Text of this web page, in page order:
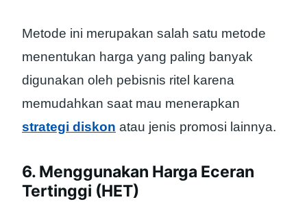
Metode ini merupakan salah satu metode
menentukan harga yang paling banyak
digunakan oleh pebisnis ritel karena
memudahkan saat mau menerapkan
strategi diskon atau jenis promosi lainnya.
6. Menggunakan Harga Eceran
Tertinggi (HET)